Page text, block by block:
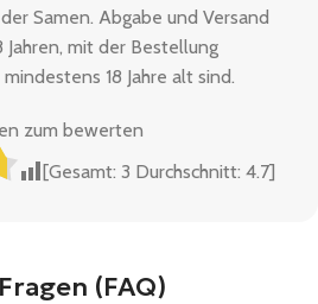
Samen. Abgabe und Versand
Jahren, mit der Bestellung
18 Jahre alt sind.
zum bewerten
[Gesamt: 3 Durchschnitt: 4.7]
(FAQ)